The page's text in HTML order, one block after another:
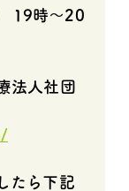
19時～20
法人社団
ら下記